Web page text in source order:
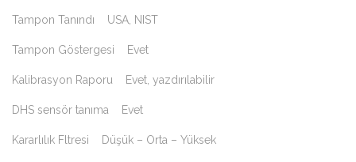
Tampon Tanındı USA, NIST
Tampon Göstergesi Evet
Kalibrasyon Raporu Evet, yazdırılabilir
DHS sensör tanıma Evet
Kararlılık Fltresi Düşük – Orta – Yüksek